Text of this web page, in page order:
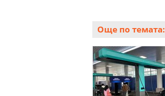
Още по темата: